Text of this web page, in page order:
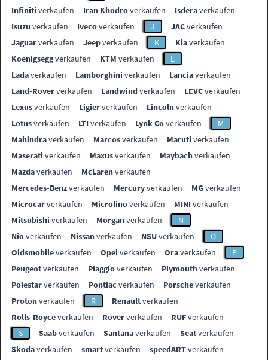
Infiniti verkaufen Iran Khodroverkaufen Isderaverkaufen
Isuzu verkaufen Ivecoverkaufen J JACverkaufen
Jaguarverkaufen Jeepverkaufen K Kiaverkaufen
Koenigseggverkaufen KTM verkaufen
L
Ladaverkaufen Lamborghini verkaufen Lanciaverkaufen
Land-Roververkaufen Landwindverkaufen LEVCverkaufen
Lexusverkaufen Ligierverkaufen Lincolnverkaufen
Lotusverkaufen LTIverkaufen Lynk Coverkaufen
M
Mahindraverkaufen Marcosverkaufen Maruti verkaufen
Maserati verkaufen Maxusverkaufen Maybachverkaufen
Mazdaverkaufen McLarenverkaufen
Mercedes-Benzverkaufen Mercuryverkaufen MGverkaufen
Microcarverkaufen Microlinoverkaufen MINIverkaufen
Mitsubishi verkaufen Morganverkaufen
N
Nioverkaufen Nissanverkaufen NSUverkaufen
O
Oldsmobileverkaufen Opelverkaufen Oraverkaufen
P
Peugeotverkaufen Piaggioverkaufen Plymouthverkaufen
Polestarverkaufen Pontiac verkaufen Porscheverkaufen
Protonverkaufen R Renaultverkaufen
Rolls-Royceverkaufen Roververkaufen RUFverkaufen
S
Saabverkaufen Santanaverkaufen Seatverkaufen
Skodaverkaufen smartverkaufen speedARTverkaufen